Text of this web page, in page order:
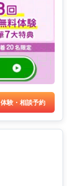
体験・相談予約